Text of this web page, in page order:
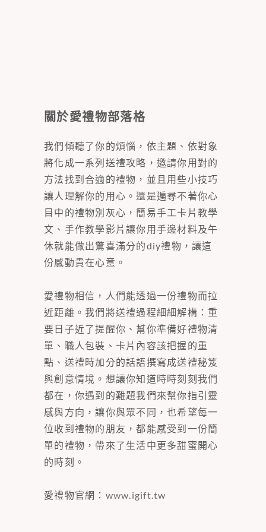
關於愛禮物部落格
我們傾聽了你的煩惱，依主題、依對象
將化成一系列送禮攻略，邀請你用對的
方法找到合適的禮物，並且用些小技巧
讓人理解你的用心。還是遍尋不著你心
目中的禮物別灰心，簡易手工卡片教學
文、手作教學影片讓你用手邊材料及午
休就能做出驚喜滿分的diy禮物，讓這
份感動貴在心意。
愛禮物相信，人們能透過一份禮物而拉
近距離。我們將送禮過程細細解構：重
要日子近了提醒你、幫你準備好禮物清
單、職人包裝、卡片內容該把握的重
點、送禮時加分的話語撰寫成送禮秘笈
與創意情境。想讓你知道時時刻刻我們
都在，你遇到的難題我們來幫你指引靈
感與方向，讓你與眾不同，也希望每一
位收到禮物的朋友，都能感受到一份簡
單的禮物，帶來了生活中更多甜蜜開心
的時刻。
愛禮物官網： www.igift.tw